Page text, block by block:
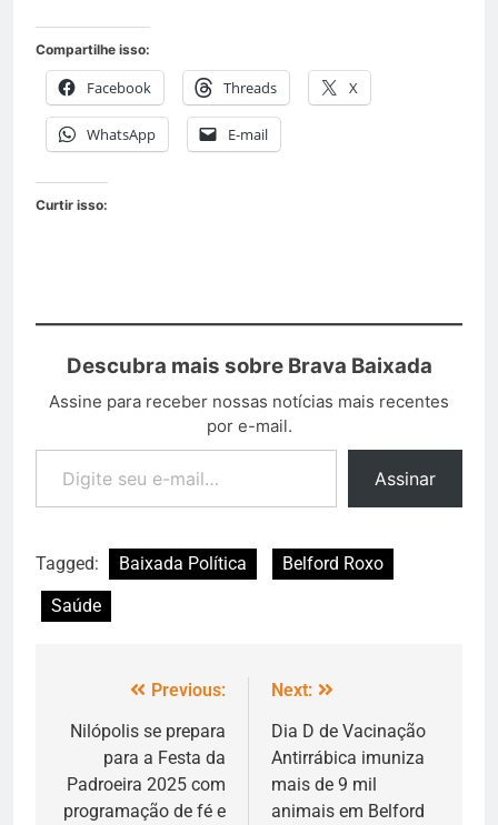
Compartilhe isso:
Facebook Threads X
WhatsApp E-mail
Curtir isso:
Descubra mais sobre Brava Baixada
Assine para receber nossas notícias mais recentes
por e-mail.
Assinar
Tagged: Baixada Política
Belford Roxo
Saúde
Previous:
Nilópolis se prepara
para a Festa da
Padroeira 2025 com
programação de fé e
Next:
Dia D de Vacinação
Antirrábica imuniza
mais de 9 mil
animais em Belford